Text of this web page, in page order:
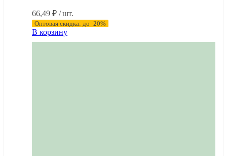
66,49 ₽ / шт.
Оптовая скидка: до -20%
В корзину